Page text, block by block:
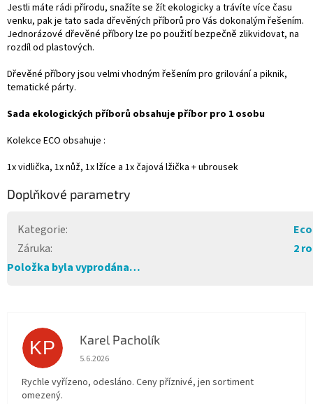
Jestli máte rádi přírodu, snažíte se žít ekologicky a trávíte více času
venku, pak je tato sada dřevěných příborů pro Vás dokonalým řešením.
Jednorázové dřevěné příbory lze po použití bezpečně zlikvidovat, na
rozdíl od plastových.
Dřevěné příbory jsou velmi vhodným řešením pro grilování a piknik,
tematické párty.
Sada ekologických příborů obsahuje příbor pro 1 osobu
Kolekce ECO obsahuje :
1x vidlička, 1x nůž, 1x lžíce a 1x čajová lžička + ubrousek
Doplňkové parametry
Kategorie:
Záruka:
2
Položka byla vyprodána…
KP Karel Pacholík
Hodnocení obchodu je 4 z 5 hvězdiček.
5.6.2026
Rychle vyřízeno, odesláno. Ceny příznivé, jen sortiment
omezený.